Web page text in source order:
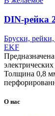
DIN-рейка
Бруски,
EKF
Толщина 0,8
О нас